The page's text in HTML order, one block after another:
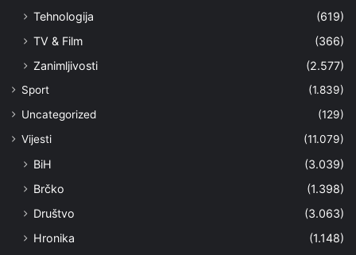
Tehnologija
(619)
TV & Film
(366)
Zanimljivosti
(2.577)
Sport
(1.839)
Uncategorized
(129)
Vijesti
(11.079)
BiH
(3.039)
Brčko
(1.398)
Društvo
(3.063)
Hronika
(1.148)